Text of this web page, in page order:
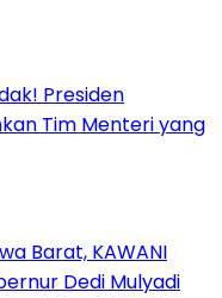
Presiden
Tim Menteri yang
Barat, KAWANI
Dedi Mulyadi